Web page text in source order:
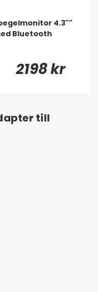
4.3""
Bluetooth
2198 kr
till